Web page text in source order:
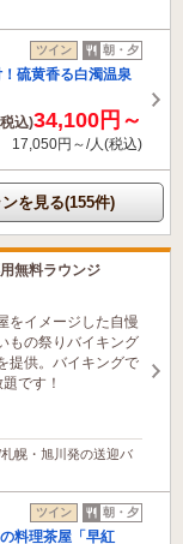
ツイン 朝・夕
硫黄香る白濁温泉
込)34,100円～
17,050円～/人(税込)
を見る(155件)
無料ラウンジ
をイメージした自慢
もの祭りバイキング
提供。バイキングで
です！
幌・旭川発の送迎バ
ツイン 朝・夕
料理茶屋「早紅